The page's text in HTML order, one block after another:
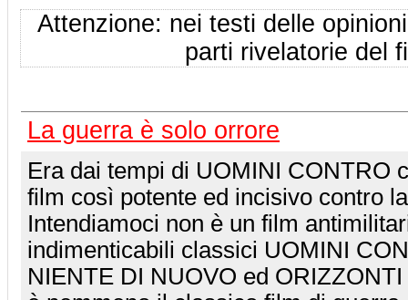
Attenzione: nei testi delle
parti rivelatorie del
La guerra è solo orrore
Era dai tempi di UOMINI CONTRO
film così potente ed incisivo contro
Intendiamoci non è un film
indimenticabili classici UOMINI
NIENTE DI NUOVO ed